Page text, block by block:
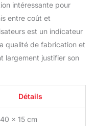
intéressante pour
entre coût et
est un indicateur
qualité de fabrication et
largement justifier son
Détails
x 15 cm